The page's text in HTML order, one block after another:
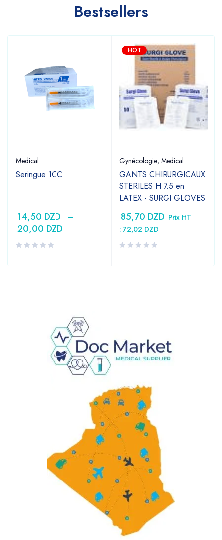
Bestsellers
Medical
Seringue 1CC
14,50 DZD –
20,00 DZD
HOT
Gynécologie, Medical
GANTS CHIRURGICAUX
STERILES H 7.5 en
LATEX - SURGI GLOVES
85,70 DZD Prix HT
: 72,02 DZD